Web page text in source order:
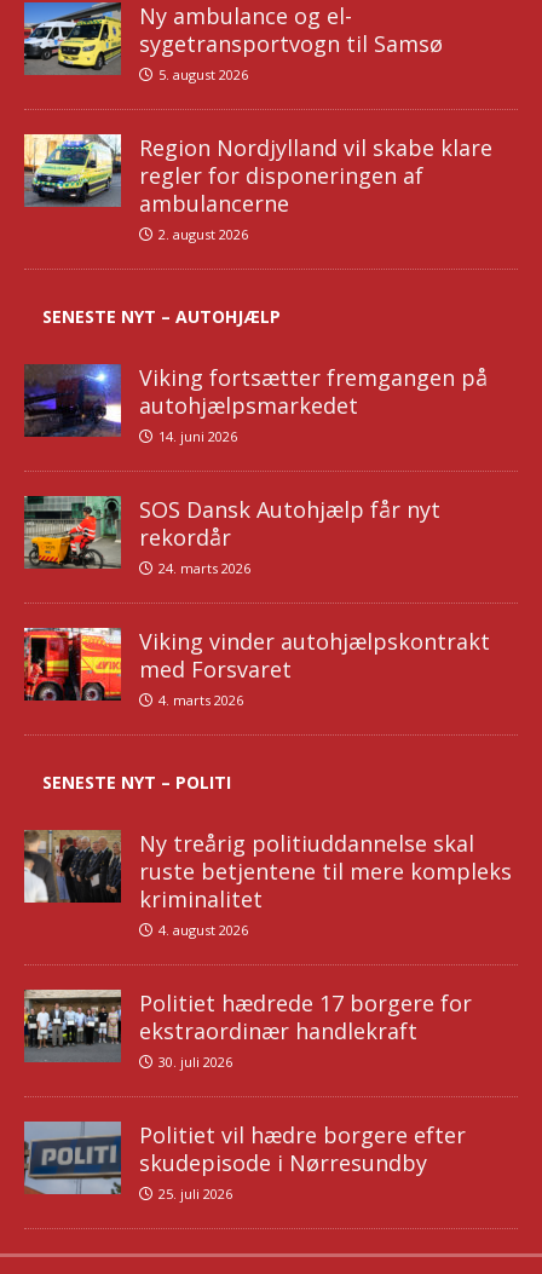
Ny ambulance og el-
sygetransportvogn til Samsø
5. august 2026
Region Nordjylland vil skabe klare
regler for disponeringen af
ambulancerne
2. august 2026
SENESTE NYT – AUTOHJÆLP
Viking fortsætter fremgangen på
autohjælpsmarkedet
14. juni 2026
SOS Dansk Autohjælp får nyt
rekordår
24. marts 2026
Viking vinder autohjælpskontrakt
med Forsvaret
4. marts 2026
SENESTE NYT – POLITI
Ny treårig politiuddannelse skal
ruste betjentene til mere kompleks
kriminalitet
4. august 2026
Politiet hædrede 17 borgere for
ekstraordinær handlekraft
30. juli 2026
Politiet vil hædre borgere efter
skudepisode i Nørresundby
25. juli 2026